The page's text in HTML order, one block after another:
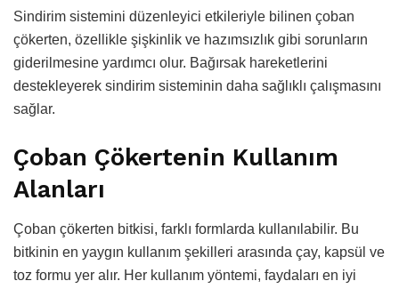
Sindirim sistemini düzenleyici etkileriyle bilinen çoban
çökerten, özellikle şişkinlik ve hazımsızlık gibi sorunların
giderilmesine yardımcı olur. Bağırsak hareketlerini
destekleyerek sindirim sisteminin daha sağlıklı çalışmasını
sağlar.
Çoban Çökertenin Kullanım
Alanları
Çoban çökerten bitkisi, farklı formlarda kullanılabilir. Bu
bitkinin en yaygın kullanım şekilleri arasında çay, kapsül ve
toz formu yer alır. Her kullanım yöntemi, faydaları en iyi